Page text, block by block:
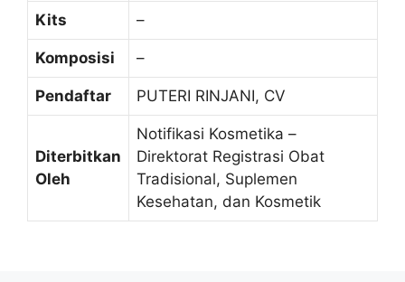
Kits –
Komposisi –
Pendaftar PUTERI RINJANI, CV
Diterbitkan
Oleh
Notifikasi Kosmetika –
Direktorat Registrasi Obat
Tradisional, Suplemen
Kesehatan, dan Kosmetik